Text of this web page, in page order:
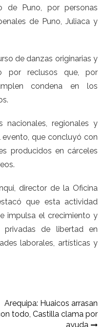
de Puno, por personas
de Puno, Juliaca y
de danzas originarias y
por reclusos que, por
condena en los
nacionales, regionales y
que concluyó con
producidos en cárceles
director de la Oficina
que esta actividad
impulsa el crecimiento y
privadas de libertad en
laborales, artísticas y
Arequipa: Huaicos arrasan
todo, Castilla clama por
ayuda